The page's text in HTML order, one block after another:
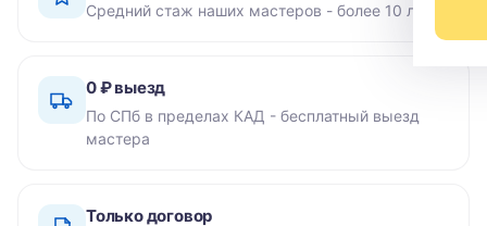
Средний стаж наших мастеров - более 10 лет
0 ₽ выезд
По СПб в пределах КАД - бесплатный выезд
мастера
Только договор